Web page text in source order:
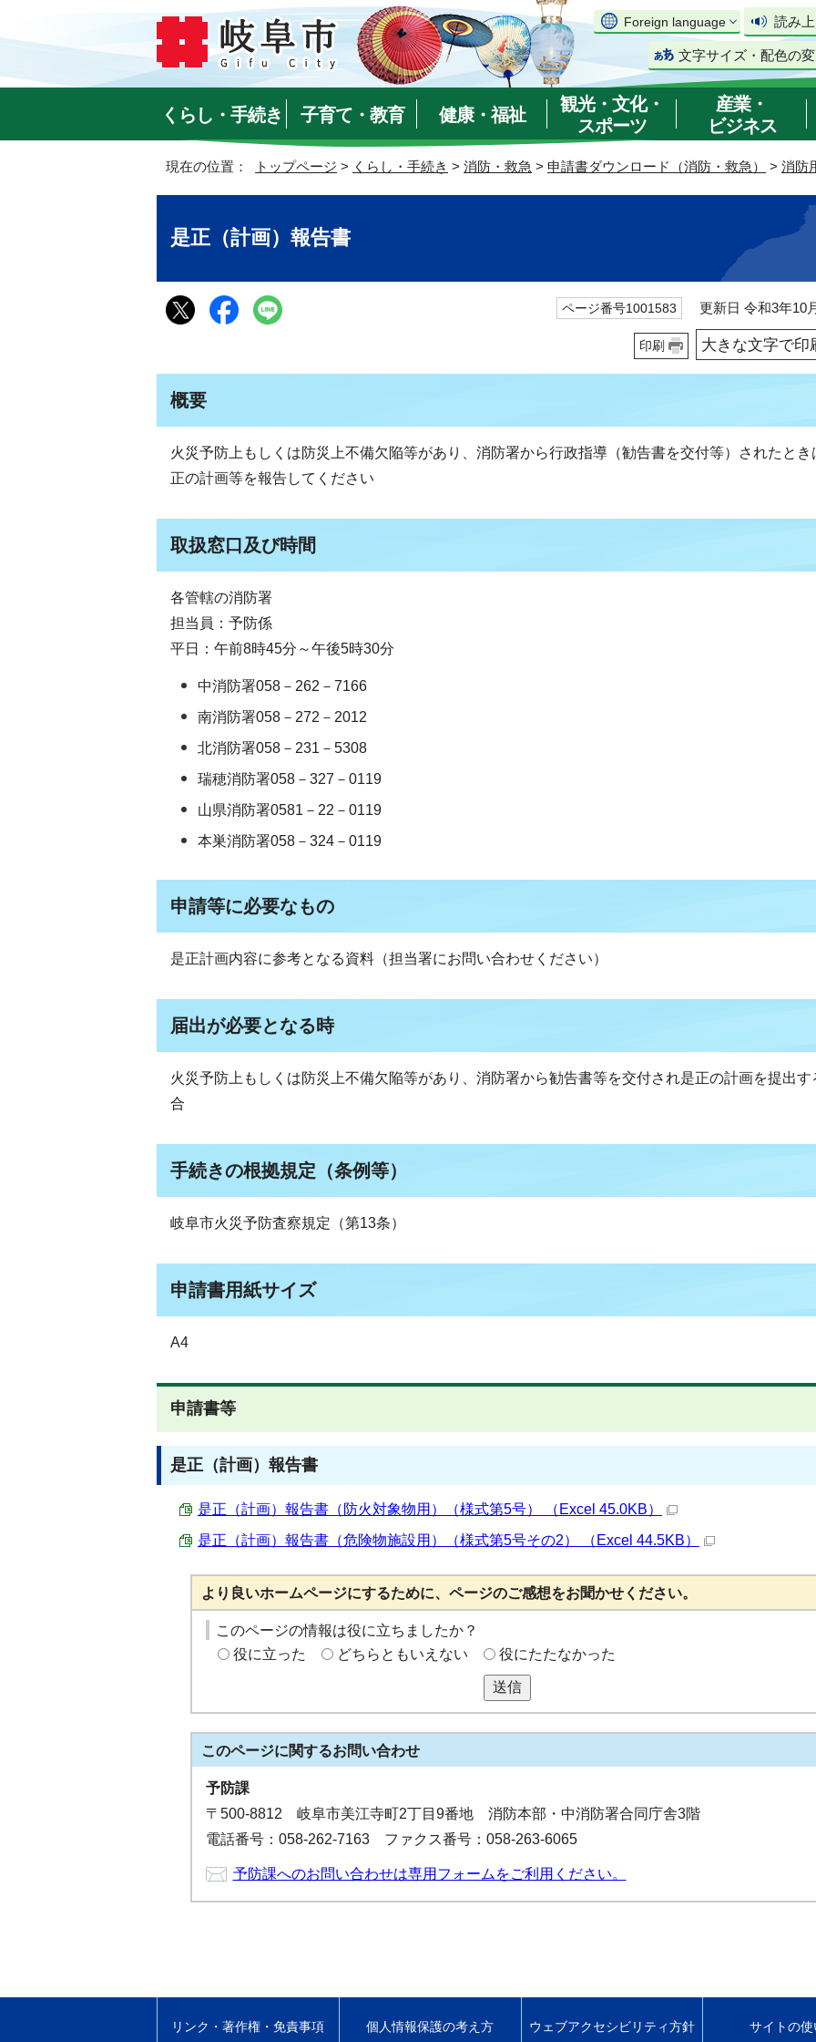
Foreign language 読み
文字サイズ・配色の
くらし・手続き 子育て・教育 健康・福祉
観光・文化・
スポーツ
産業・
ビジネス
現在の位置： トップページ > くらし・手続き > 消防・救急 > 申請書ダウンロード（消防・救急） > 消防
是正（計画）報告書
ページ番号1001583 更新日 令和3年10
印刷 大きな文字で印
概要
火災予防上もしくは防災上不備欠陥等があり、消防署から行政指導（勧告書を交付等）されたとき
正の計画等を報告してください
取扱窓口及び時間
各管轄の消防署
担当員：予防係
平日：午前8時45分～午後5時30分
中消防署058－262－7166
南消防署058－272－2012
北消防署058－231－5308
瑞穂消防署058－327－0119
山県消防署0581－22－0119
本巣消防署058－324－0119
申請等に必要なもの
是正計画内容に参考となる資料（担当署にお問い合わせください）
届出が必要となる時
火災予防上もしくは防災上不備欠陥等があり、消防署から勧告書等を交付され是正の計画を提出す
合
手続きの根拠規定（条例等）
岐阜市火災予防査察規定（第13条）
申請書用紙サイズ
A4
申請書等
是正（計画）報告書
是正（計画）報告書（防火対象物用）（様式第5号） （Excel 45.0KB）
是正（計画）報告書（危険物施設用）（様式第5号その2） （Excel 44.5KB）
より良いホームページにするために、ページのご感想をお聞かせください。
このページの情報は役に立ちましたか？
役に立った
どちらともいえない 役にたたなかった
送信
このページに関するお問い合わせ
予防課
〒500-8812 岐阜市美江寺町2丁目9番地 消防本部・中消防署合同庁舎3階
電話番号：058-262-7163 ファクス番号：058-263-6065
予防課へのお問い合わせは専用フォームをご利用ください。
リンク・著作権・免責事項 個人情報保護の考え方 ウェブアクセシビリティ方針 サイトの使